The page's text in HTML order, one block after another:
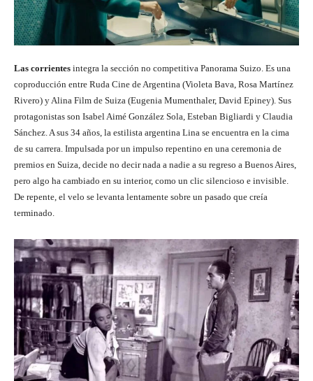
Las corrientes integra la sección no competitiva Panorama Suizo. Es una
coproducción entre Ruda Cine de Argentina (Violeta Bava, Rosa Martínez
Rivero) y Alina Film de Suiza (Eugenia Mumenthaler, David Epiney). Sus
protagonistas son Isabel Aimé González Sola, Esteban Bigliardi y Claudia
Sánchez. A sus 34 años, la estilista argentina Lina se encuentra en la cima
de su carrera. Impulsada por un impulso repentino en una ceremonia de
premios en Suiza, decide no decir nada a nadie a su regreso a Buenos Aires,
pero algo ha cambiado en su interior, como un clic silencioso e invisible.
De repente, el velo se levanta lentamente sobre un pasado que creía
terminado.